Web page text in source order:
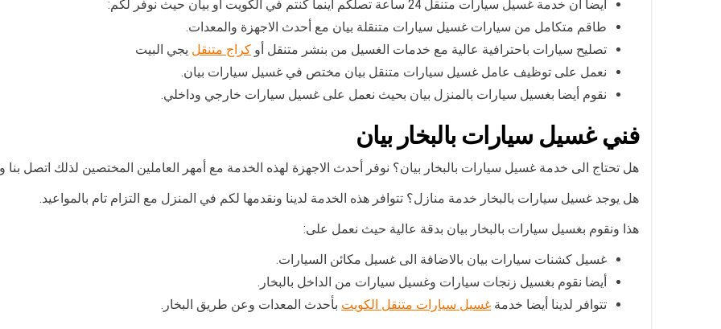
أيضا ان خدمة غسيل سيارات متنقل 24 ساعة تصلكم اينما كنتم في الكويت أو بيان حيث نوفر لكم:
طاقم متكامل من سيارات غسيل سيارات متنقلة بيان مع أحدث الاجهزة والمعدات.
تصليح سيارات باحترافية عالية مع خدمات الغسيل من بنشر متنقل أو كراج متنقل يجي البيت
نعمل على توظيف عامل غسيل سيارات متنقل بيان مختص في غسيل سيارات بيان.
نقوم أيضا بغسيل سيارات بالمنزل بيان بحيث نعمل على غسيل سيارات خارجي وداخلي.
فني غسيل سيارات بالبخار بيان
هل تحتاج الى خدمة غسيل سيارات بالبخار بيان؟ نوفر أحدث الاجهزة لهذه الخدمة مع أمهر العاملين المختصين لذلك اتصل بنا
هل يوجد غسيل سيارات بالبخار خدمة منازل؟ تتوافر هذه الخدمة لدينا ونقدمها لكم في المنزل مع التزام تام بالمواعيد.
هذا ونقوم بغسيل سيارات بالبخار بيان بدقة عالية حيث نعمل على:
غسيل كشنات سيارات بيان بالاضافة الى غسيل مكائن السيارات.
أيضا نقوم بغسيل زنجات سيارات وغسيل سيارات من الداخل بالبخار.
تتوافر لدينا أيضا خدمة غسيل سيارات متنقل الكويت بأحدث المعدات وعن طريق البخار.